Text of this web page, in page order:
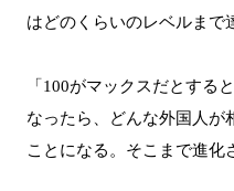
はどのくらいのレベルまで
「100がマックスだとする
なったら、どんな外国人が
ことになる。そこまで進化